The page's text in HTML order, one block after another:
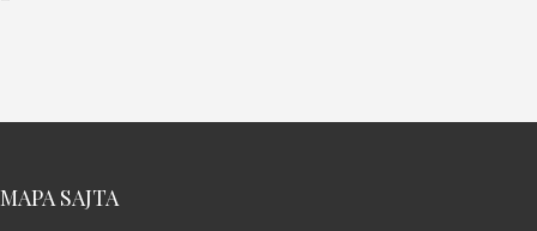
MAPA SAJTA